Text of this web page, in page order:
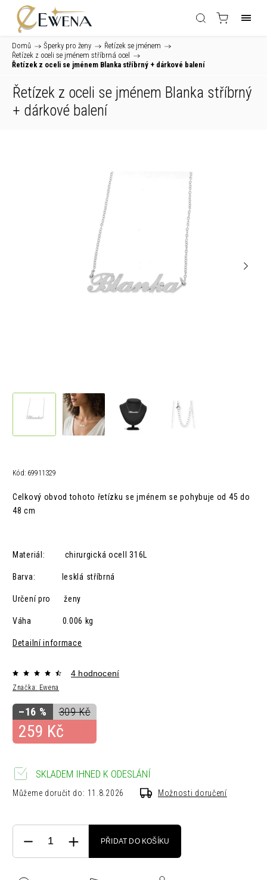
Domů / Šperky pro ženy / Řetízek se jménem /
Řetízek z oceli se jménem stříbrná ocel /
Řetízek z oceli se jménem Blanka stříbrný + dárkové balení
Řetízek z oceli se jménem Blanka stříbrný
+ dárkové balení
Kód: 69911329
Celkový obvod tohoto řetízku se jménem se pohybuje od 45 do
48 cm
Materiál: chirurgická ocelI 316L
Barva: lesklá stříbrná
Určení pro ženy
Váha 0.006 kg
Detailní informace
Značka: Ewena
4 hodnocení
309 Kč
–16 %
259 Kč
SKLADEM IHNED K ODESLÁNÍ
Můžeme doručit do: 11.8.2026 Možnosti doručení
PŘIDAT DO KOŠÍKU